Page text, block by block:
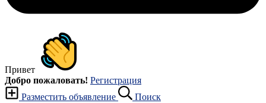
Привет
Добро пожаловать! Регистрация
Разместить объявление
Поиск